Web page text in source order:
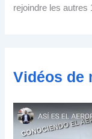
d
r
e
r
rejoindre les autres
Vidéos de